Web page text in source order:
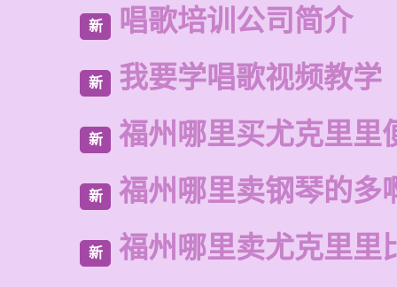
新 唱歌培训公司简介
新 我要学唱歌视频教学
新 福州哪里买尤克里里
新 福州哪里卖钢琴的多
新 福州哪里卖尤克里里